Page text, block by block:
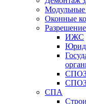
Модульные
Оконные
ИЖС
СПА